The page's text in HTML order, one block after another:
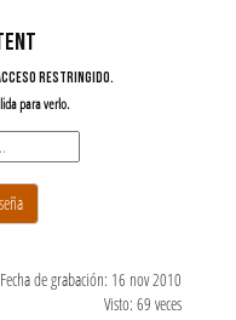
Fecha de grabación: 16 nov 2010
Visto: 69 veces